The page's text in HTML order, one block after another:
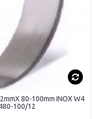
80-100mm INOX W4
100/12